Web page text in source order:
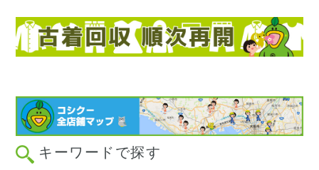
キーワードで探す